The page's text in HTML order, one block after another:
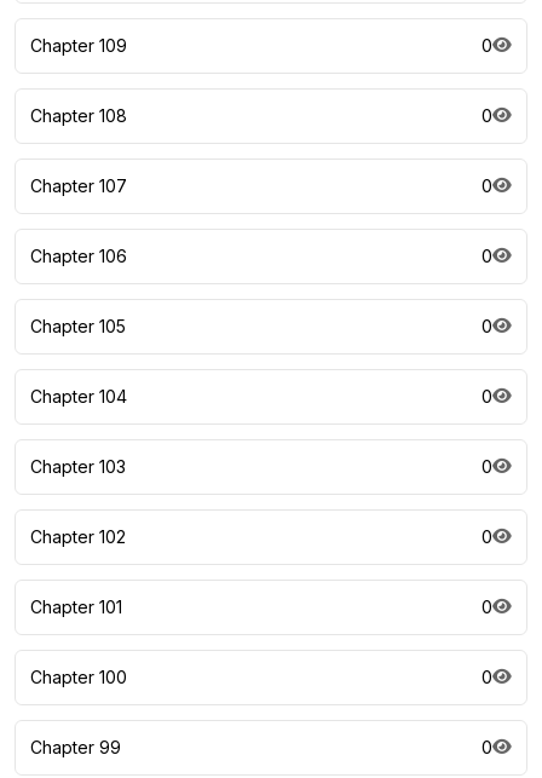
Chapter 109 0
Chapter 108 0
Chapter 107 0
Chapter 106 0
Chapter 105 0
Chapter 104 0
Chapter 103 0
Chapter 102 0
Chapter 101 0
Chapter 100 0
Chapter 99 0